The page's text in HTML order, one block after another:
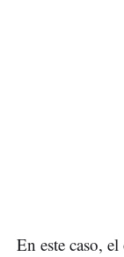
En este caso,